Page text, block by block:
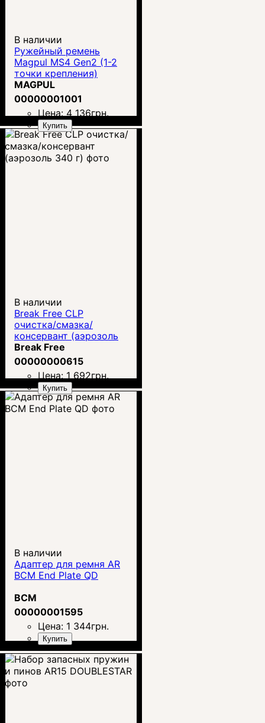
В наличии
Ружейный ремень
Magpul MS4 Gen2 (1-2
точки крепления)
MAGPUL
00000001001
Цена: 4 136грн.
Купить
В наличии
Break Free CLP
очистка/смазка/
консервант (аэрозоль
340 г)
Break Free
00000000615
Цена: 1 692грн.
Купить
В наличии
Адаптер для ремня AR
BCM End Plate QD
BCM
00000001595
Цена: 1 344грн.
Купить